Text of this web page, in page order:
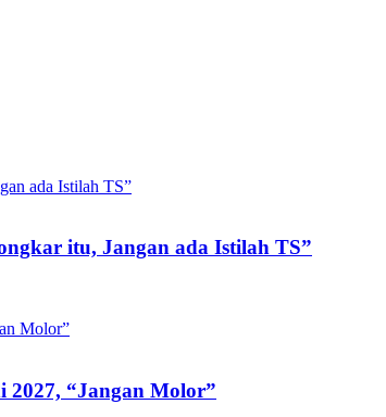
itu, Jangan ada Istilah TS”
2027, “Jangan Molor”